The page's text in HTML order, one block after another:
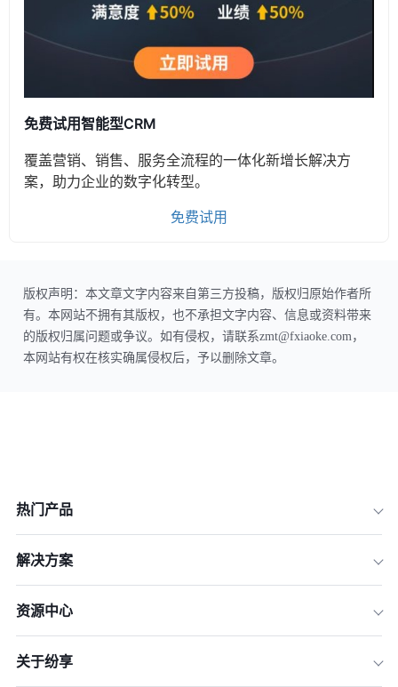
免费试用智能型CRM
覆盖营销、销售、服务全流程的一体化新增长解决方
案，助力企业的数字化转型。
免费试用
版权声明：本文章文字内容来自第三方投稿，版权归原始作者所
有。本网站不拥有其版权，也不承担文字内容、信息或资料带来
的版权归属问题或争议。如有侵权，请联系zmt@fxiaoke.com，
本网站有权在核实确属侵权后，予以删除文章。
热门产品
解决方案
资源中心
关于纷享